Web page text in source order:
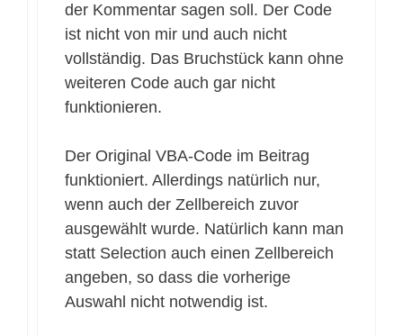
der Kommentar sagen soll. Der Code
ist nicht von mir und auch nicht
vollständig. Das Bruchstück kann ohne
weiteren Code auch gar nicht
funktionieren.
Der Original VBA-Code im Beitrag
funktioniert. Allerdings natürlich nur,
wenn auch der Zellbereich zuvor
ausgewählt wurde. Natürlich kann man
statt Selection auch einen Zellbereich
angeben, so dass die vorherige
Auswahl nicht notwendig ist.